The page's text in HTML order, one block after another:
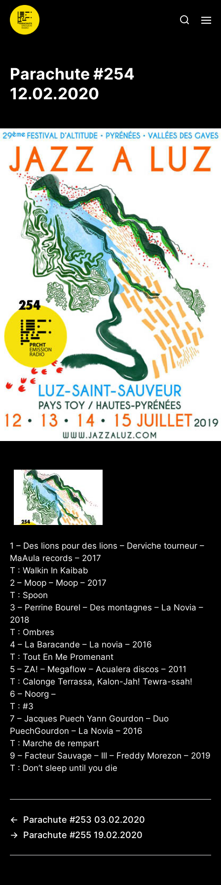
Parachute #254
12.02.2020
1 – Des lions pour des lions – Derviche tourneur –
MaAula records – 2017
T : Walkin In Kaibab
2 – Moop – Moop – 2017
T : Spoon
3 – Perrine Bourel – Des montagnes – La Novia –
2018
T : Ombres
4 – La Baracande – La novia – 2016
T : Tout En Me Promenant
5 – ZA! – Megaflow – Acualera discos – 2011
T : Calonge Terrassa, Kalon-Jah! Tewra-ssah!
6 – Noorg –
T : #3
7 – Jacques Puech Yann Gourdon – Duo
PuechGourdon – La Novia – 2016
T : Marche de rempart
9 – Facteur Sauvage – III – Freddy Morezon – 2019
T : Don’t sleep until you die
←
Parachute #253 03.02.2020
→ Parachute #255 19.02.2020